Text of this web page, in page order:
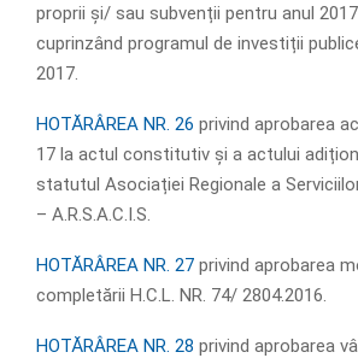
proprii și/ sau subvenții pentru anul
cuprinzând programul de investiții
2017.
HOTĂRÂREA NR. 26 privind aprobarea
17 la actul constitutiv și a actului
statutul Asociației Regionale a
– A.R.S.A.C.I.S.
HOTĂRÂREA NR. 27 privind aprobarea
completării H.C.L. NR. 74/ 2804.2016.
HOTĂRÂREA NR. 28 privind aprobarea